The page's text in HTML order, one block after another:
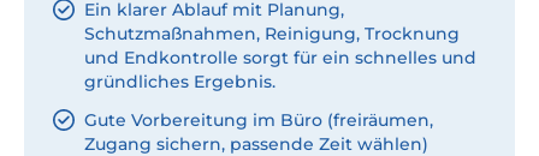
Ein klarer Ablauf mit Planung,
Schutzmaßnahmen, Reinigung, Trocknung
und Endkontrolle sorgt für ein schnelles und
gründliches Ergebnis.
Gute Vorbereitung im Büro (freiräumen,
Zugang sichern, passende Zeit wählen)